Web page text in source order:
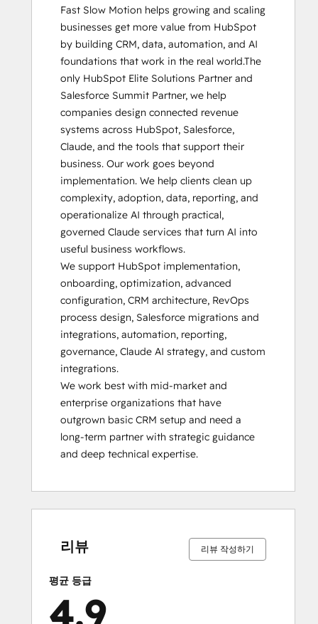
HubSpot Sales Hub Software
Certification
HubSpot Sales Software
HubSpot Solutions Partner
Inbound
Inbound Marketing
Inbound Sales
Integrating With HubSpot I: Foundations
Objectives-Based Onboarding
Platform Consulting
Revenue Operations
Sales Enablement
Salesforce Integration Certification
Service Hub Software
Solutions Architecture Foundations
Fast Slow Motion helps growing and scaling
businesses get more value from HubSpot
by building CRM, data, automation, and AI
foundations that work in the real world.The
only HubSpot Elite Solutions Partner and
Salesforce Summit Partner, we help
companies design connected revenue
systems across HubSpot, Salesforce,
Claude, and the tools that support their
business. Our work goes beyond
implementation. We help clients clean up
complexity, adoption, data, reporting, and
operationalize AI through practical,
governed Claude services that turn AI into
useful business workflows.
We support HubSpot implementation,
onboarding, optimization, advanced
configuration, CRM architecture, RevOps
process design, Salesforce migrations and
integrations, automation, reporting,
governance, Claude AI strategy, and custom
integrations.
We work best with mid-market and
enterprise organizations that have
outgrown basic CRM setup and need a
long-term partner with strategic guidance
and deep technical expertise.
리뷰 리뷰 작성하기
평균 등급
4.9
료
료
료
료
료